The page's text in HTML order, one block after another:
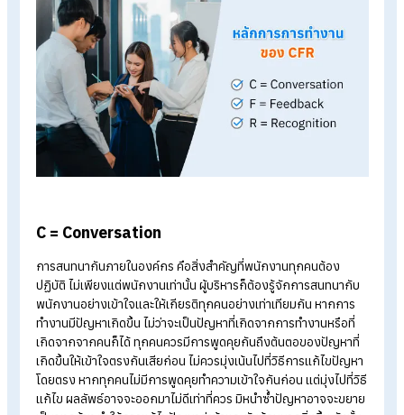
Online time-attendance system
Payroll software pricing from THB 590/month
Start a free 30-day trial
หลักการการทำงานของ CFR
รู้ดี ๆ เกี่ยวกับหลักการการทำงานของ CFR มา จะมีข้อมูลอะไรน่า
สนใจบ้างนั้น ไปดูกันเลย